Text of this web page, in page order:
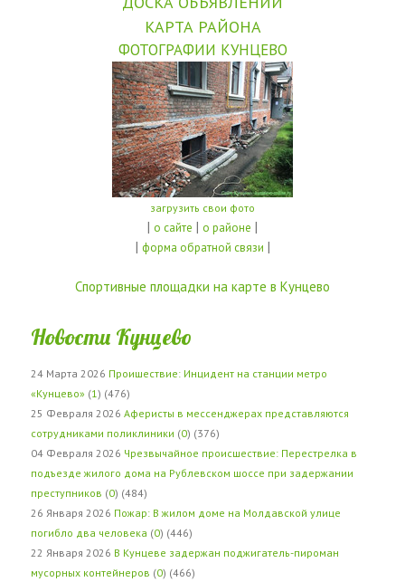
КАРТА РАЙОНА
ФОТОГРАФИИ КУНЦЕВО
загрузить свои фото
| о сайте | о районе |
| форма обратной связи |
Спортивные площадки на карте в Кунцево
Новости Кунцево
24 Марта 2026 Проишествие: Инцидент на станции метро
«Кунцево» (1 ) (476)
25 Февраля 2026 Аферисты в мессенджерах представляются
сотрудниками поликлиники (0) (376)
04 Февраля 2026 Чрезвычайное происшествие: Перестрелка в
подъезде жилого дома на Рублевском шоссе при задержании
преступников (0) (484)
26 Января 2026 Пожар: В жилом доме на Молдавской улице
погибло два человека (0) (446)
22 Января 2026 В Кунцеве задержан поджигатель-пироман
мусорных контейнеров (0) (466)